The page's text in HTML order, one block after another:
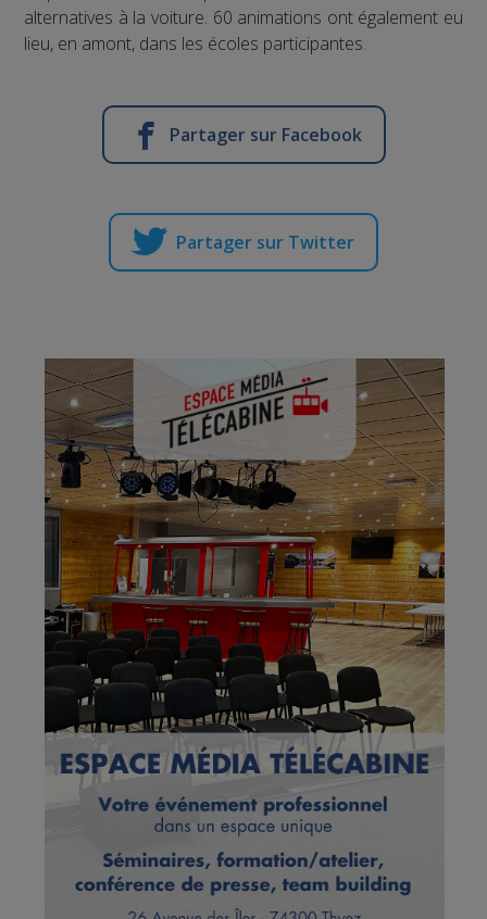
alternatives à la voiture. 60 animations ont également eu
lieu, en amont, dans les écoles participantes.
Partager sur Facebook
Partager sur Twitter